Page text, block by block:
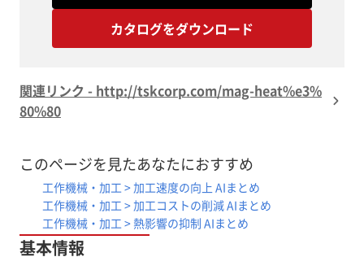
【特長】
■加熱時間が早いため、タクトタイムの短縮が可能
■動力はモータのみで省エネ
は好適
■500℃前後までの加熱が可能で、インゴットの予備加
■静岡県SDＧｓアワード 静岡県知事賞受賞
【展示会出展情報】
展示会名：2024 日本ダイカスト展示会
日時：2024年11月14日（木）～2024年11月16日（土）
会場：パシフィコ横浜 展示C・Dホール
カタログをダウンロード
関連リンク - http://tskcorp.com/mag-heat%e3%
80%80
このページを見たあなたにおすすめ
工作機械・加工 > 加工速度の向上 AIまとめ
工作機械・加工 > 加工コストの削減 AIまとめ
工作機械・加工 > 熱影響の抑制 AIまとめ
基本情報